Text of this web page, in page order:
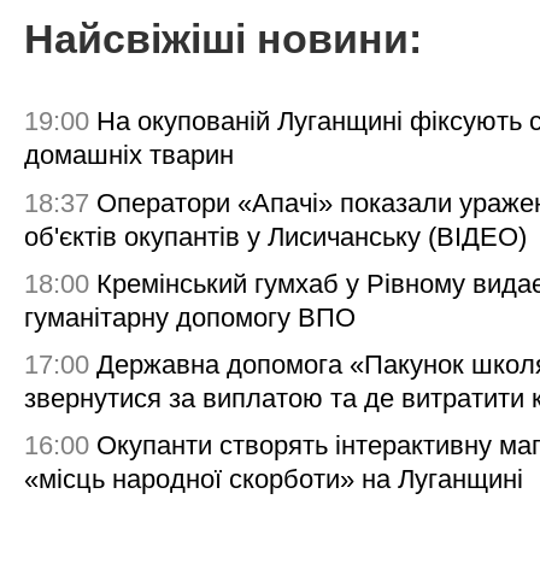
Найсвіжіші новини:
19:00 На окупованій Луганщині фіксують
домашніх тварин
18:37 Оператори «Апачі» показали
об'єктів окупантів у Лисичанську (ВІДЕО)
18:00 Кремінський гумхаб у Рівному
гуманітарну допомогу ВПО
17:00 Державна допомога «Пакунок
звернутися за виплатою та де витратити
16:00 Окупанти створять інтерактивну
«місць народної скорботи» на Луганщині